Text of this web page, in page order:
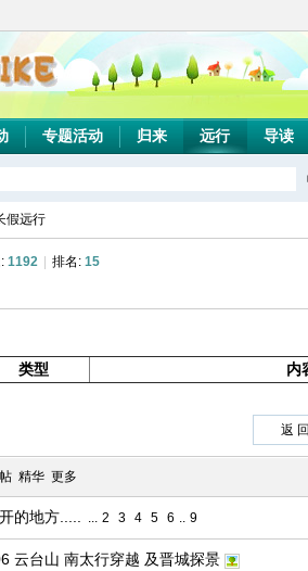
专题活动 归来 远行 导读
假远行
1192 排名: 15
类型 内
返
精华 更多
的地方..... ... 2 3 4 5 6 .. 9
云台山 南太行穿越 及晋城探景